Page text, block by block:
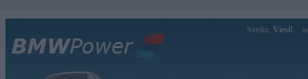
Sveiks, Viesi!